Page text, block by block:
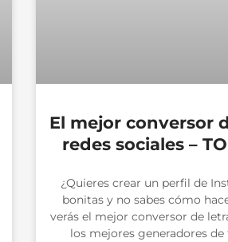
El mejor conversor
redes sociales –
¿Quieres crear un perfil de
bonitas y no sabes cómo
verás el mejor conversor de
los mejores generadores